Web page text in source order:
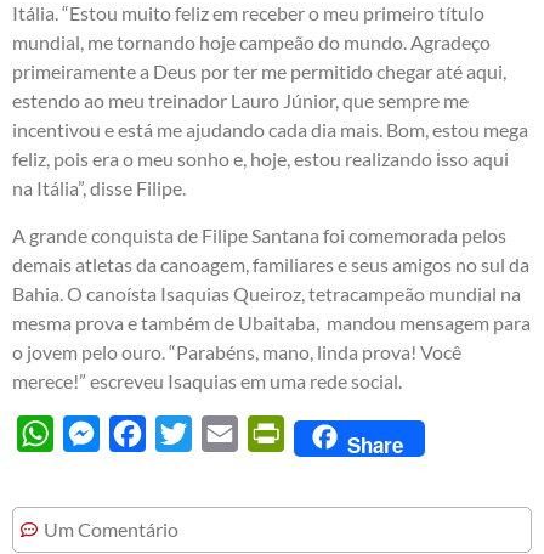
Itália. “Estou muito feliz em receber o meu primeiro título
mundial, me tornando hoje campeão do mundo. Agradeço
primeiramente a Deus por ter me permitido chegar até aqui,
estendo ao meu treinador Lauro Júnior, que sempre me
incentivou e está me ajudando cada dia mais. Bom, estou mega
feliz, pois era o meu sonho e, hoje, estou realizando isso aqui
na Itália”, disse Filipe.
A grande conquista de Filipe Santana foi comemorada pelos
demais atletas da canoagem, familiares e seus amigos no sul da
Bahia. O canoísta Isaquias Queiroz, tetracampeão mundial na
mesma prova e também de Ubaitaba, mandou mensagem para
o jovem pelo ouro. “Parabéns, mano, linda prova! Você
merece!” escreveu Isaquias em uma rede social.
WhatsAppMessengerFacebook
Twitter Email PrintFriendly
Share
Um Comentário